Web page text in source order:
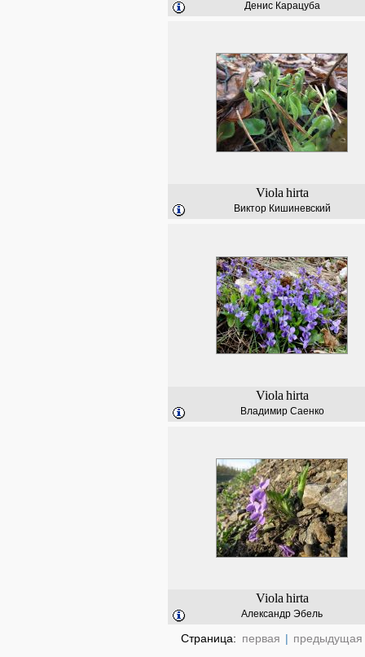
Денис Карацуба
Viola hirta
Виктор Кишиневский
Viola hirta
Владимир Саенко
Viola hirta
Александр Эбель
Страница: первая | предыдущая